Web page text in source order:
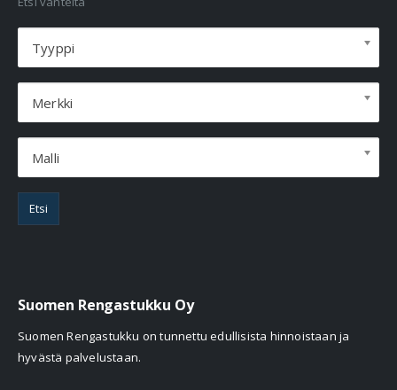
Tyyppi
Merkki
Malli
Etsi
Suomen Rengastukku Oy
Suomen Rengastukku on tunnettu edullisista hinnoistaan ja
hyvästä palvelustaan.